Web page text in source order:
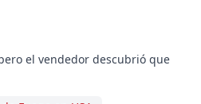
el vendedor descubrió que